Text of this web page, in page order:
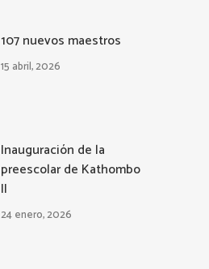
107 nuevos maestros
15 abril, 2026
Inauguración de la
preescolar de Kathombo
II
24 enero, 2026